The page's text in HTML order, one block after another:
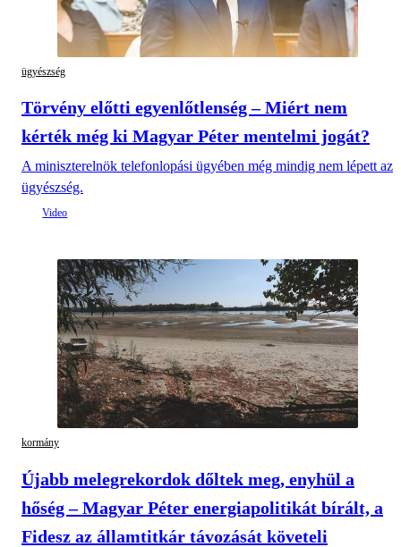
ügyészség
Törvény előtti egyenlőtlenség – Miért nem
kérték még ki Magyar Péter mentelmi jogát?
A miniszterelnök telefonlopási ügyében még mindig nem lépett az
ügyészség.
kormány
Újabb melegrekordok dőltek meg, enyhül a
hőség – Magyar Péter energiapolitikát bírált, a
Fidesz az államtitkár távozását követeli